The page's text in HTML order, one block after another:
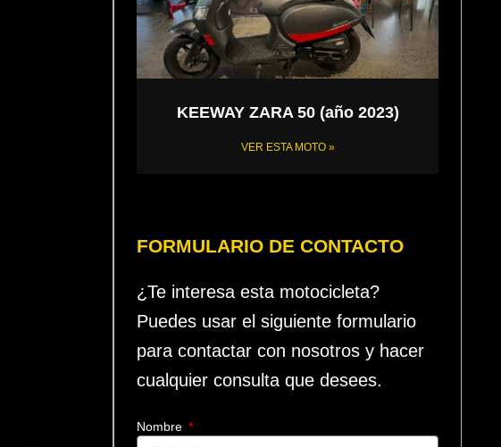
KEEWAY ZARA 50 (año 2023)
VER ESTA MOTO »
FORMULARIO DE CONTACTO
¿Te interesa esta motocicleta?
Puedes usar el siguiente formulario
para contactar con nosotros y hacer
cualquier consulta que desees.
Nombre